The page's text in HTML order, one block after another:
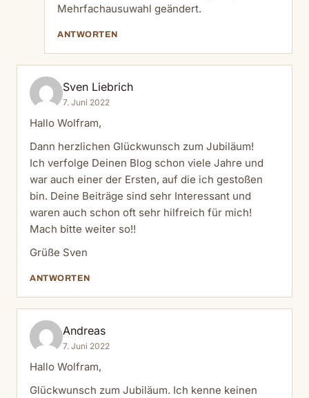
Mehrfachausuwahl geändert.
ANTWORTEN
Sven Liebrich
7. Juni 2022
Hallo Wolfram,
Dann herzlichen Glückwunsch zum Jubiläum!
Ich verfolge Deinen Blog schon viele Jahre und
war auch einer der Ersten, auf die ich gestoßen
bin. Deine Beiträge sind sehr Interessant und
waren auch schon oft sehr hilfreich für mich!
Mach bitte weiter so!!
Grüße Sven
ANTWORTEN
Andreas
7. Juni 2022
Hallo Wolfram,
Glückwunsch zum Jubiläum. Ich kenne keinen